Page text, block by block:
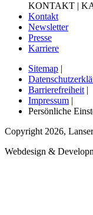
KONTAKT |
Kontakt
Newsletter
Presse
Karriere
Sitemap
Barrierefreiheit|
Impressum
Persönliche
Copyright2026,
Webdesign &